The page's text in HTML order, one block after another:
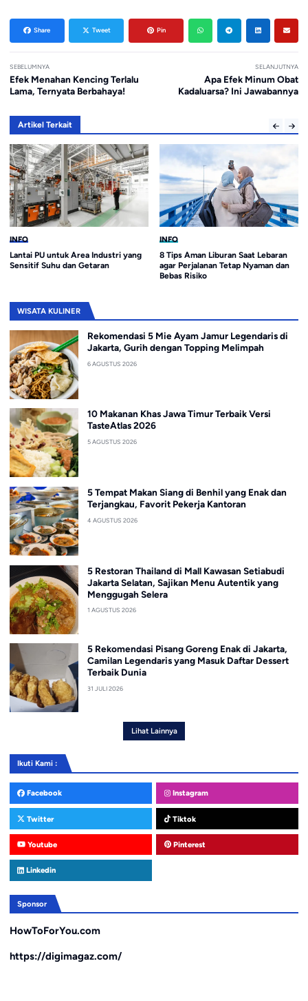
Share Tweet Pin
SEBELUMNYA
Efek Menahan Kencing Terlalu
Lama, Ternyata Berbahaya!
SELANJUTNYA
Apa Efek Minum Obat
Kadaluarsa? Ini Jawabannya
Artikel Terkait
INFO
Lantai PU untuk Area Industri yang
Sensitif Suhu dan Getaran
INFO
8 Tips Aman Liburan Saat Lebaran
agar Perjalanan Tetap Nyaman dan
Bebas Risiko
WISATA KULINER
Rekomendasi 5 Mie Ayam Jamur Legendaris di
Jakarta, Gurih dengan Topping Melimpah
6 AGUSTUS 2026
10 Makanan Khas Jawa Timur Terbaik Versi
TasteAtlas 2026
5 AGUSTUS 2026
5 Tempat Makan Siang di Benhil yang Enak dan
Terjangkau, Favorit Pekerja Kantoran
4 AGUSTUS 2026
5 Restoran Thailand di Mall Kawasan Setiabudi
Jakarta Selatan, Sajikan Menu Autentik yang
Menggugah Selera
1 AGUSTUS 2026
5 Rekomendasi Pisang Goreng Enak di Jakarta,
Camilan Legendaris yang Masuk Daftar Dessert
Terbaik Dunia
31 JULI 2026
Lihat Lainnya
Ikuti Kami :
Facebook Instagram
Twitter Tiktok
Youtube Pinterest
Linkedin
Sponsor
HowToForYou.com
https://digimagaz.com/